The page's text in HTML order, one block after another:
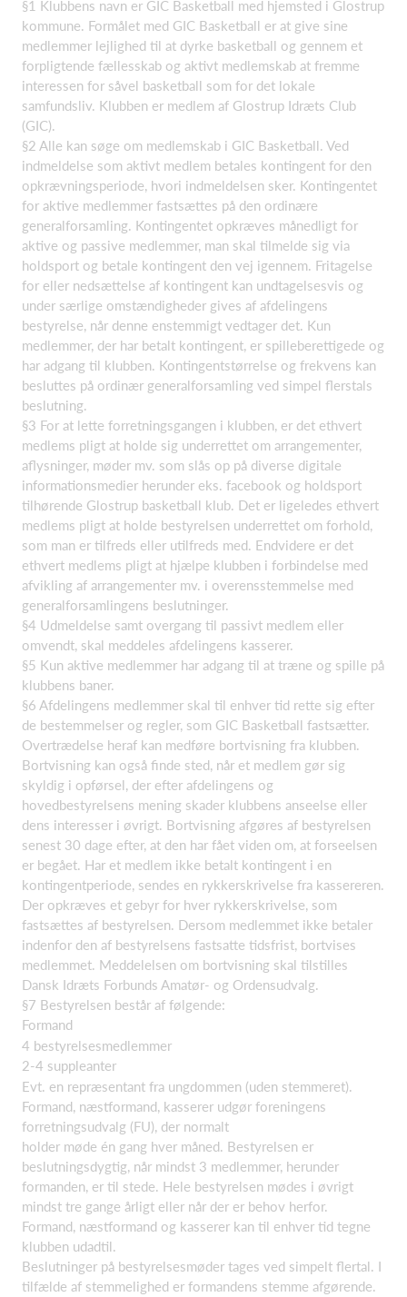
§1 Klubbens navn er GIC Basketball med hjemsted i Glostrup
kommune. Formålet med GIC Basketball er at give sine
medlemmer lejlighed til at dyrke basketball og gennem et
forpligtende fællesskab og aktivt medlemskab at fremme
interessen for såvel basketball som for det lokale
samfundsliv. Klubben er medlem af Glostrup Idræts Club
(GIC).
§2 Alle kan søge om medlemskab i GIC Basketball. Ved
indmeldelse som aktivt medlem betales kontingent for den
opkrævningsperiode, hvori indmeldelsen sker. Kontingentet
for aktive medlemmer fastsættes på den ordinære
generalforsamling. Kontingentet opkræves månedligt for
aktive og passive medlemmer, man skal tilmelde sig via
holdsport og betale kontingent den vej igennem. Fritagelse
for eller nedsættelse af kontingent kan undtagelsesvis og
under særlige omstændigheder gives af afdelingens
bestyrelse, når denne enstemmigt vedtager det. Kun
medlemmer, der har betalt kontingent, er spilleberettigede og
har adgang til klubben. Kontingentstørrelse og frekvens kan
besluttes på ordinær generalforsamling ved simpel flerstals
beslutning.
§3 For at lette forretningsgangen i klubben, er det ethvert
medlems pligt at holde sig underrettet om arrangementer,
aflysninger, møder mv. som slås op på diverse digitale
informationsmedier herunder eks. facebook og holdsport
tilhørende Glostrup basketball klub. Det er ligeledes ethvert
medlems pligt at holde bestyrelsen underrettet om forhold,
som man er tilfreds eller utilfreds med. Endvidere er det
ethvert medlems pligt at hjælpe klubben i forbindelse med
afvikling af arrangementer mv. i overensstemmelse med
generalforsamlingens beslutninger.
§4 Udmeldelse samt overgang til passivt medlem eller
omvendt, skal meddeles afdelingens kasserer.
§5 Kun aktive medlemmer har adgang til at træne og spille på
klubbens baner.
§6 Afdelingens medlemmer skal til enhver tid rette sig efter
de bestemmelser og regler, som GIC Basketball fastsætter.
Overtrædelse heraf kan medføre bortvisning fra klubben.
Bortvisning kan også finde sted, når et medlem gør sig
skyldig i opførsel, der efter afdelingens og
hovedbestyrelsens mening skader klubbens anseelse eller
dens interesser i øvrigt. Bortvisning afgøres af bestyrelsen
senest 30 dage efter, at den har fået viden om, at forseelsen
er begået. Har et medlem ikke betalt kontingent i en
kontingentperiode, sendes en rykkerskrivelse fra kassereren.
Der opkræves et gebyr for hver rykkerskrivelse, som
fastsættes af bestyrelsen. Dersom medlemmet ikke betaler
indenfor den af bestyrelsens fastsatte tidsfrist, bortvises
medlemmet. Meddelelsen om bortvisning skal tilstilles
Dansk Idræts Forbunds Amatør- og Ordensudvalg.
§7 Bestyrelsen består af følgende:
Formand
4 bestyrelsesmedlemmer
2-4 suppleanter
Evt. en repræsentant fra ungdommen (uden stemmeret).
Formand, næstformand, kasserer udgør foreningens
forretningsudvalg (FU), der normalt
holder møde én gang hver måned. Bestyrelsen er
beslutningsdygtig, når mindst 3 medlemmer, herunder
formanden, er til stede. Hele bestyrelsen mødes i øvrigt
mindst tre gange årligt eller når der er behov herfor.
Formand, næstformand og kasserer kan til enhver tid tegne
klubben udadtil.
Beslutninger på bestyrelsesmøder tages ved simpelt flertal. I
tilfælde af stemmelighed er formandens stemme afgørende.